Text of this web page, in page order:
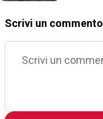
Scrivi un commento